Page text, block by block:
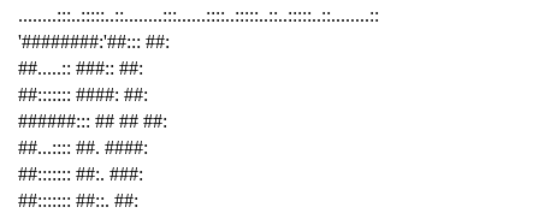
........:::..:::::..::........:::......::::..:::::..::..:::::..::........::
'########:'##::: ##:
##.....:: ###:: ##:
##::::::: ####: ##:
######::: ## ## ##:
##...:::: ##. ####:
##::::::: ##:. ###:
##::::::: ##::. ##: